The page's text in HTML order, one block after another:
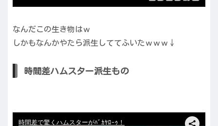
なんだこの生き物はｗ
しかもなんかやたら派生しててふいたｗｗｗ↓
時間差ハムスター派生もの